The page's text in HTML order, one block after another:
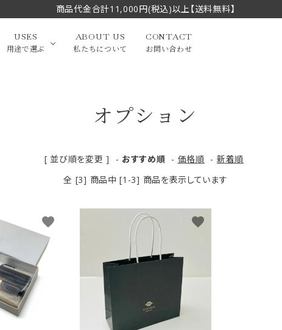
商品代金合計11,000円(税込)以上【送料無料】
大中筆（半切・条幅以
小筆
限定品・セット品
筆 化粧筆
オプション・その他
USES
用途で選ぶ
漢字
写経・御朱印 画筆・絵てがみ
贈り物（限定セット） 洗浄剤・その他
フェイスブラシ チークブラシ
リップブラシ 贈り物（限定セット）
洗顔ブラシ
ABOUT US
私たちについて
CONTACT
お問い合わせ
オプション
[ 並び順を変更 ] - おすすめ順 - 価格順 - 新着順
全 [3] 商品中 [1-3] 商品を表示しています
favorite favorite